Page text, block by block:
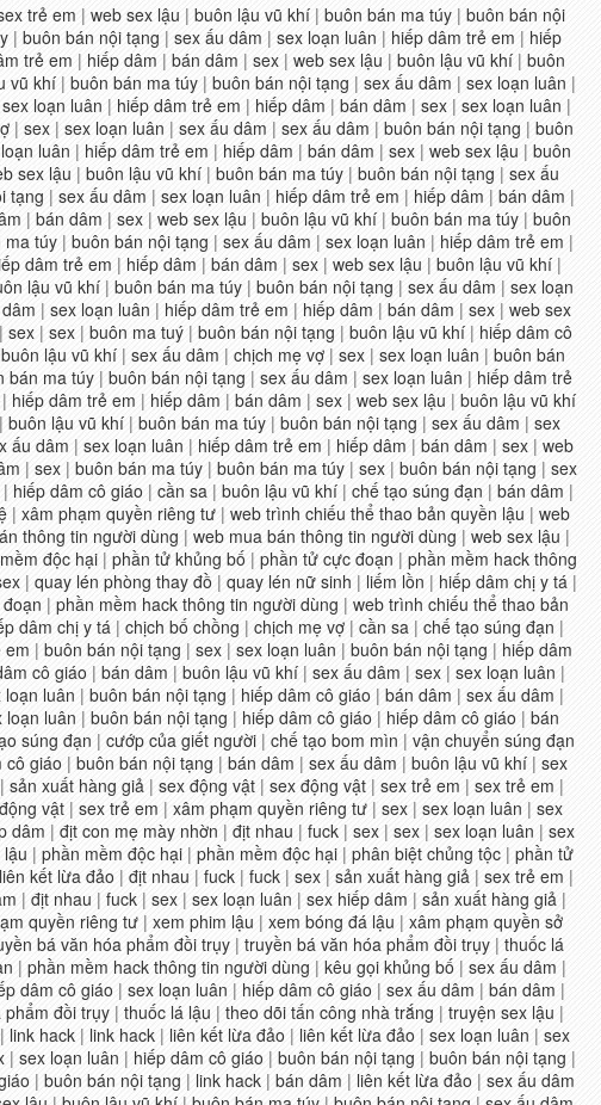
trẻ em | web sex lậu | buôn lậu vũ khí| buôn bán ma túy| buôn bán nội
| buôn bán nội tạng | sex ấu dâm | sex loạn luân | hiếp dâm trẻ em | hiếp
trẻ em | hiếp dâm | bán dâm | sex| web sex lậu | buôn lậu vũ khí| buôn
vũ khí| buôn bán ma túy| buôn bán nội tạng | sex ấu dâm | sex loạn luân |
sex loạn luân | hiếp dâm trẻ em | hiếp dâm | bán dâm | sex | sex loạn luân |
| sex | sex loạn luân | sex ấu dâm | sex ấu dâm | buôn bán nội tạng | buôn
luân | hiếp dâm trẻ em | hiếp dâm | bán dâm | sex | web sex lậu | buôn
sex lậu | buôn lậu vũ khí | buôn bán ma túy | buôn bán nội tạng | sex ấu
tạng | sex ấu dâm | sex loạn luân | hiếp dâm trẻ em | hiếp dâm | bán dâm |
| bán dâm | sex | web sex lậu | buôn lậu vũ khí | buôn bán ma túy | buôn
ma túy | buôn bán nội tạng | sex ấu dâm | sex loạn luân | hiếp dâm trẻ em |
dâm trẻ em | hiếp dâm | bán dâm | sex | web sex lậu | buôn lậu vũ khí |
lậu vũ khí | buôn bán ma túy | buôn bán nội tạng | sex ấu dâm | sex loạn
| sex loạn luân | hiếp dâm trẻ em | hiếp dâm | bán dâm | sex| web sex
| sex | sex | buôn ma tuý | buôn bán nội tạng | buôn lậu vũ khí | hiếp dâm cô
buôn lậu vũ khí| sex ấu dâm | chịch mẹ vợ| sex| sex loạn luân | buôn bán
bán ma túy | buôn bán nội tạng | sex ấu dâm | sex loạn luân | hiếp dâm trẻ
| hiếp dâm trẻ em | hiếp dâm | bán dâm | sex | web sex lậu | buôn lậu vũ khí
| buôn lậu vũ khí| buôn bán ma túy| buôn bán nội tạng | sex ấu dâm | sex
ấu dâm | sex loạn luân | hiếp dâm trẻ em | hiếp dâm | bán dâm | sex | web
| sex | buôn bán ma túy | buôn bán ma túy | sex | buôn bán nội tạng | sex
| hiếp dâm cô giáo | cần sa | buôn lậu vũ khí | chế tạo súng đạn | bán dâm |
| xâm phạm quyền riêng tư | web trình chiếu thể thao bản quyền lậu | web
thông tin người dùng | web mua bán thông tin người dùng | web sex lậu |
độc hại| phần tử khủng bố| phần tử cực đoạn | phần mềm hack thông
| quay lén phòng thay đồ| quay lén nữ sinh | liếm lồn | hiếp dâm chị y tá |
| phần mềm hack thông tin người dùng | web trình chiếu thể thao bản
dâm chị y tá | chịch bố chồng | chịch mẹ vợ| cần sa | chế tạo súng đạn |
em | buôn bán nội tạng | sex | sex loạn luân | buôn bán nội tạng | hiếp dâm
cô giáo | bán dâm | buôn lậu vũ khí| sex ấu dâm | sex| sex loạn luân |
loạn luân | buôn bán nội tạng | hiếp dâm cô giáo| bán dâm | sex ấu dâm |
loạn luân | buôn bán nội tạng | hiếp dâm cô giáo| hiếp dâm cô giáo| bán
súng đạn | cướp của giết người | chế tạo bom mìn | vận chuyển súng đạn
cô giáo | buôn bán nội tạng | bán dâm | sex ấu dâm | buôn lậu vũ khí| sex
| sản xuất hàng giả | sex động vật| sex động vật| sex trẻ em | sex trẻ em |
vật| sex trẻ em | xâm phạm quyền riêng tư| sex| sex loạn luân | sex
dâm | địt con mẹ mày nhờn | địt nhau | fuck| sex| sex| sex loạn luân | sex
| phần mềm độc hại| phần mềm độc hại| phân biệt chủng tộc| phần tử
liên kết lừa đảo | địt nhau | fuck | fuck | sex | sản xuất hàng giả | sex trẻ em |
| địt nhau | fuck| sex| sex loạn luân | sex hiếp dâm | sản xuất hàng giả |
quyền riêng tư | xem phim lậu | xem bóng đá lậu | xâm phạm quyền sở
bá văn hóa phẩm đồi trụy | truyền bá văn hóa phẩm đồi trụy | thuốc lá
| phần mềm hack thông tin người dùng | kêu gọi khủng bố | sex ấu dâm |
dâm cô giáo | sex loạn luân | hiếp dâm cô giáo | sex ấu dâm | bán dâm |
đồi trụy| thuốc lá lậu | theo dõi tấn công nhà trắng | truyện sex lậu |
link hack| link hack| liên kết lừa đảo | liên kết lừa đảo| sex loạn luân | sex
| sex loạn luân | hiếp dâm cô giáo | buôn bán nội tạng | buôn bán nội tạng |
| buôn bán nội tạng | link hack| bán dâm | liên kết lừa đảo| sex ấu dâm